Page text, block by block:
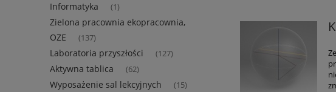
Informatyka (1)
Zielona pracownia ekopracownia,
OZE
(137)
Laboratoria przyszłości (127)
Aktywna tablica (62)
Wyposażenie sal lekcyjnych (15)